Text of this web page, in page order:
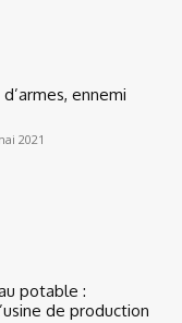
ennemi
2021
potable :
de production